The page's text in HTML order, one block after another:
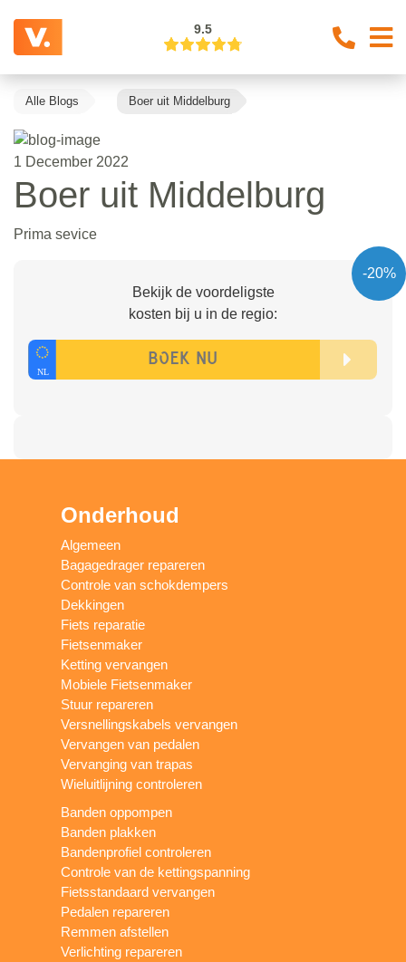
9.5
Alle Blogs Boer uit Middelburg
1 December 2022
Boer uit Middelburg
Prima sevice
-20%
Bekijk de voordeligste
kosten bij u in de regio:
Onderhoud
Algemeen
Bagagedrager repareren
Controle van schokdempers
Dekkingen
Fiets reparatie
Fietsenmaker
Ketting vervangen
Mobiele Fietsenmaker
Stuur repareren
Versnellingskabels vervangen
Vervangen van pedalen
Vervanging van trapas
Wieluitlijning controleren
Banden oppompen
Banden plakken
Bandenprofiel controleren
Controle van de kettingspanning
Fietsstandaard vervangen
Pedalen repareren
Remmen afstellen
Verlichting repareren